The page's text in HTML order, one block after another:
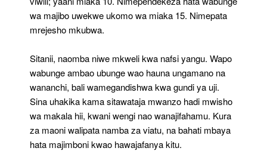
wa majibo uwekwe ukomo wa miaka 15. Nimepata
mrejesho mkubwa.
Sitanii, naomba niwe mkweli kwa nafsi yangu. Wapo
wabunge ambao ubunge wao hauna ungamano na
wananchi, bali wamegandishwa kwa gundi ya uji.
Sina uhakika kama sitawataja mwanzo hadi mwisho
wa makala hii, kwani wengi nao wanajifahamu. Kura
za maoni walipata namba za viatu, na bahati mbaya
hata majimboni kwao hawajafanya kitu.